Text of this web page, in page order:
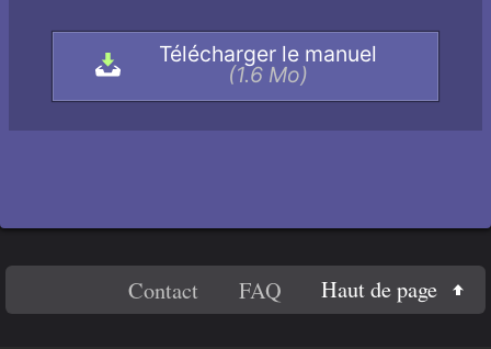
Télécharger le manuel
(1.6 Mo)
Contact FAQ Haut de page